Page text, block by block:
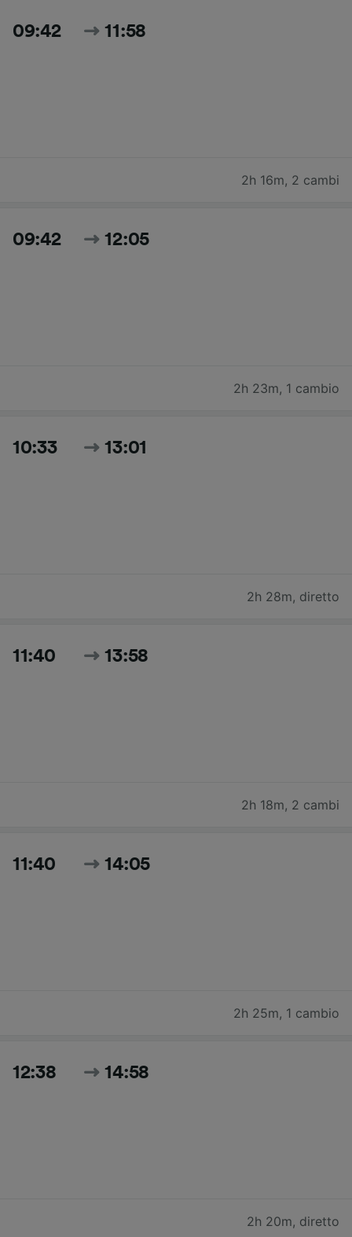
09:42 11:58
2h 16m, 2 cambi
09:42 12:05
2h 23m, 1 cambio
10:33 13:01
2h 28m, diretto
11:40 13:58
2h 18m, 2 cambi
11:40 14:05
2h 25m, 1 cambio
12:38 14:58
2h 20m, diretto